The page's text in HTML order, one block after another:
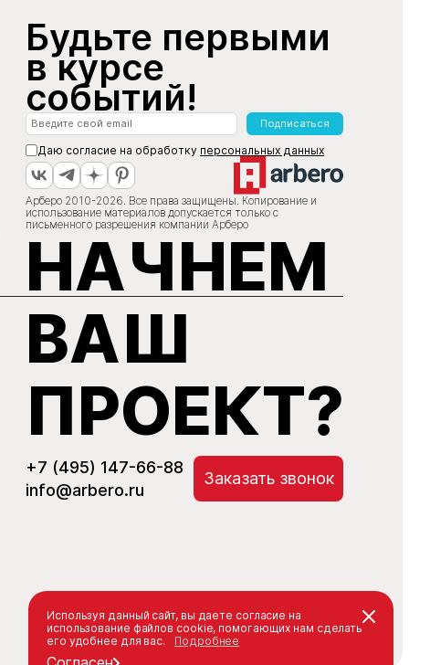
Будьте первыми
в курсе
событий!
Подписаться
Даю согласие на обработку персональных данных
Арберо 2010-2026. Все права защищены. Копирование и
использование материалов допускается только с
письменного разрешения компании Арберо
НАЧНЕМ
ВАШ
ПРОЕКТ?
+7 (495) 147-66-88
info@arbero.ru
Заказать звонок
Используя данный сайт, вы даете согласие на
использование файлов cookie, помогающих нам сделать
его удобнее для вас.
Подробнее